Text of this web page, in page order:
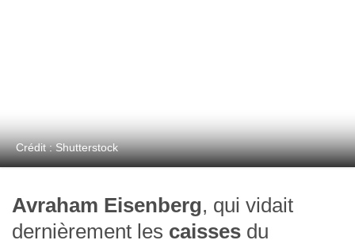
Crédit : Shutterstock
Avraham Eisenberg, qui vidait
dernièrement les caisses du